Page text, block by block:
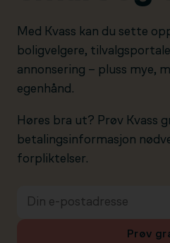
Med Kvass kan du sette
boligvelgere,
annonsering – pluss mye,
egenhånd.
Høres bra ut? Prøv Kvass
betalingsinformasjon
forpliktelser.
Prøv